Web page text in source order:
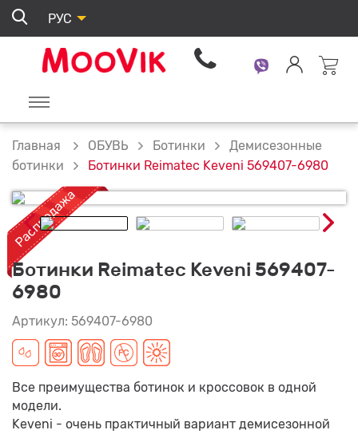
РУС
Главная ОБУВЬ Ботинки
Демисезонные
ботинки
Ботинки Reimatec Keveni 569407-6980
Ботинки Reimatec Keveni 569407-
6980
Артикул: 569407-6980
Все преимущества ботинок и кроссовок в одной
модели.
Keveni - очень практичный вариант демисезонной